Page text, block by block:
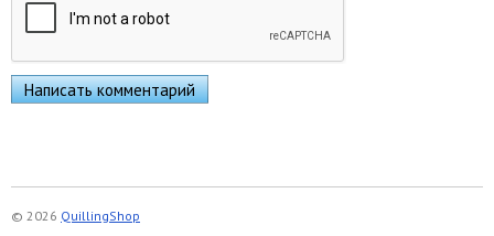
© 2026 QuillingShop